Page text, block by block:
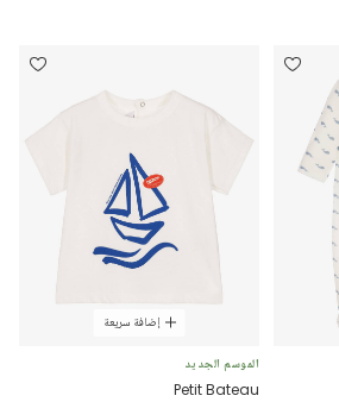
إضافة سريعة
الموسم الجديد
Petit Bateau